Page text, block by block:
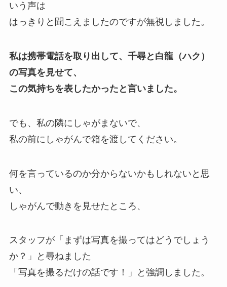
いう声は
はっきりと聞こえましたのですが無視しました。
私は携帯電話を取り出して、千尋と白龍（ハク）
の写真を見せて、
この気持ちを表したかったと言いました。
でも、私の隣にしゃがまないで、
私の前にしゃがんで箱を渡してください。
何を言っているのか分からないかもしれないと思
い、
しゃがんで動きを見せたところ、
スタッフが「まずは写真を撮ってはどうでしょう
か？」と尋ねました
「写真を撮るだけの話です！」と強調しました。